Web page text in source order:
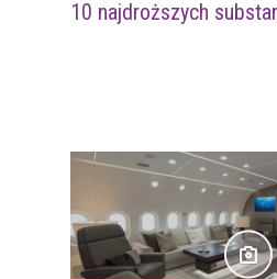
10 najdroższych